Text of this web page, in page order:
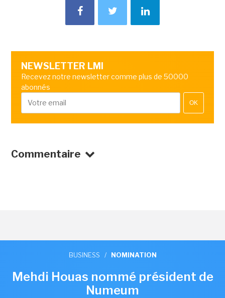
NEWSLETTER LMI
Recevez notre newsletter comme plus de 50000
abonnés
OK
Commentaire
BUSINESS / NOMINATION
Mehdi Houas nommé président de
Numeum